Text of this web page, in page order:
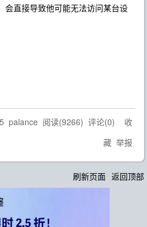
会直接导致他可能无法访问某台设
palance 阅读(9266) 评论(0) 收
藏 举报
刷新页面 返回顶部